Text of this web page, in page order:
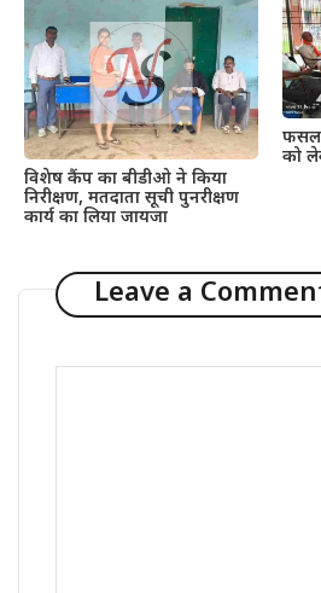
विशेष कैंप का बीडीओ ने किया
निरीक्षण, मतदाता सूची पुनरीक्षण
कार्य का लिया जायजा
फसल
को
Leave a